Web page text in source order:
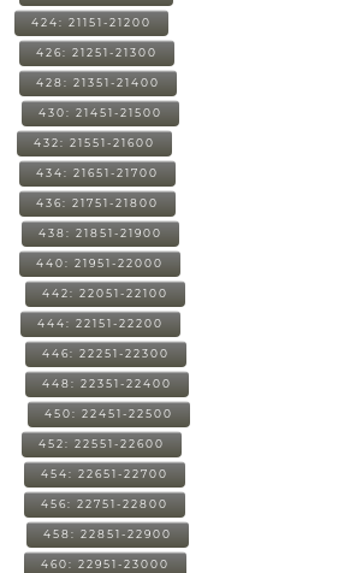
424: 21151-21200
426: 21251-21300
428: 21351-21400
430: 21451-21500
432: 21551-21600
434: 21651-21700
436: 21751-21800
438: 21851-21900
440: 21951-22000
442: 22051-22100
444: 22151-22200
446: 22251-22300
448: 22351-22400
450: 22451-22500
452: 22551-22600
454: 22651-22700
456: 22751-22800
458: 22851-22900
460: 22951-23000